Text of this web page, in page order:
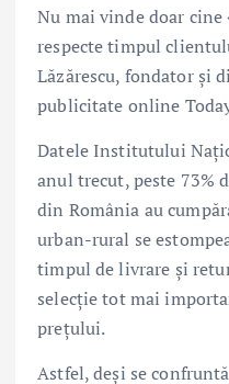
Nu mai vinde doar cine
respecte timpul
Lăzărescu, fondator și
publicitate online
Datele Institutului
anul trecut, peste
din România au
urban-rural se
timpul de livrare și
selecție tot mai
prețului.
Astfel, deși se